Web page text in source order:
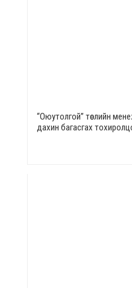
“Оюутолгой” төслийн
дахин багасгах